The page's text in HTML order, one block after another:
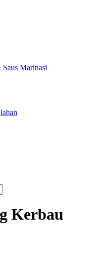
Marinasi
Kerbau